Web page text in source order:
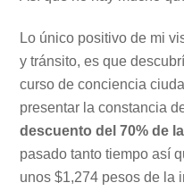
Lo único positivo de mi
y tránsito, es que
curso de conciencia
presentar la constancia
descuento del 70% de
pasado tanto tiempo así
unos $1,274 pesos de la